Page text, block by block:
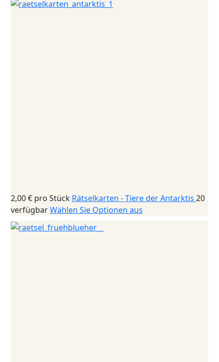
2,00 € pro Stück Rätselkarten - Tiere der Antarktis 20
verfügbarWählen Sie Optionen aus